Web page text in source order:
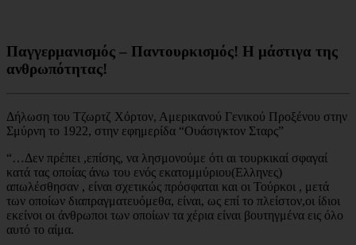
Παγγερμανισμός – Παντουρκισμός! Η μάστιγα της
ανθρωπότητας!
Δήλωση του Τζωρτζ Χόρτον, Αμερικανού Γενικού Προξένου στην
Σμύρνη το 1922, στην εφημερίδα “Ουάσιγκτον Σταρς”
“…Δεν πρέπει ,επίσης, να λησμονούμε ότι αι τουρκικαί σφαγαί
κατά τας οποίας άνω του ενός εκατομμύριου(Ελληνες)
απωλέσθησαν , είναι σχετικώς πρόσφαται και οι Τούρκοι , μετά
των οποίων διαπραγματευόμεθα, είναι, ως επί το πλείστον,οι ίδιοι
εκείνοι οι άνθρωποι των οποίων τα χέρια είναι βουτηγμένα εις όλο
αυτό το αίμα.